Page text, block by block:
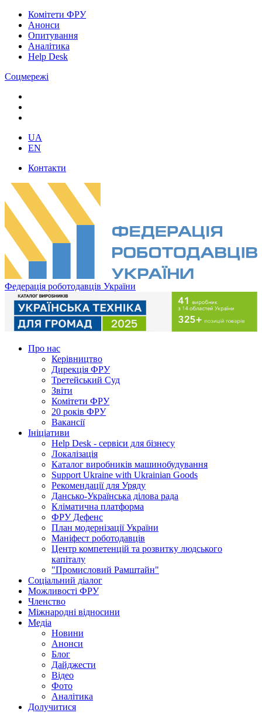
Комітети ФРУ
Анонси
Опитування
Аналітика
Help Desk
Соцмережі
UA
EN
Контакти
Федерація роботодавців України
Про нас
Керівництво
Дирекція ФРУ
Третейський Суд
Звіти
Комітети ФРУ
20 років ФРУ
Вакансії
Ініціативи
Help Desk - сервіси для бізнесу
Локалізація
Каталог виробників машинобудування
Support Ukraine with Ukrainian Goods
Рекомендації для Уряду
Дансько-Українська ділова рада
Кліматична платформа
ФРУ Дефенс
План модернізації України
Маніфест роботодавців
Центр компетенцій та розвитку людського
капіталу
"Промисловий Рамштайн"
Соціальний діалог
Можливості ФРУ
Членство
Міжнародні відносини
Медіа
Новини
Анонси
Блог
Дайджести
Відео
Фото
Аналітика
Долучитися